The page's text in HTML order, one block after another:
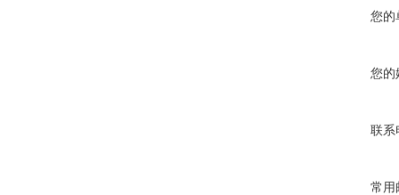
您的
您的
联系
常用